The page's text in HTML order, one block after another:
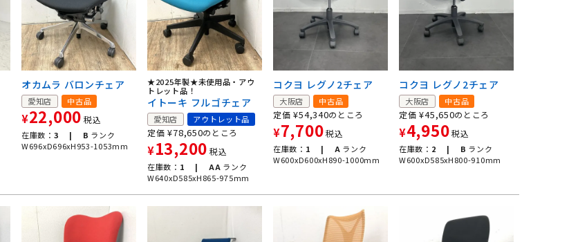
オカムラ バロンチェア
愛知店 中古品
¥22,000 税込
在庫数： 3 | B ランク
W696xD696xH953-1053mm
★2025年製★未使用品・アウ
トレット品！
イトーキ フルゴチェア
愛知店 アウトレット品
定価 ¥78,650のところ
¥13,200 税込
在庫数： 1 | AA ランク
W640xD585xH865-975mm
コクヨ レグノ2チェア
大阪店 中古品
定価 ¥54,340のところ
¥7,700税込
在庫数： 1 | A ランク
W600xD600xH890-1000mm
コクヨ レグノ2チェア
大阪店 中古品
定価 ¥45,650のところ
¥4,950税込
在庫数： 2 | B ランク
W600xD585xH800-910mm